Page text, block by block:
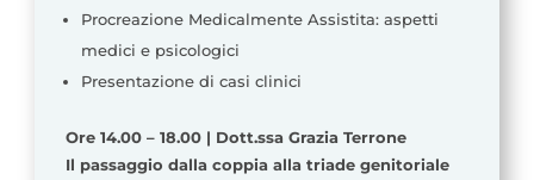
Procreazione Medicalmente Assistita: aspetti
medici e psicologici
Presentazione di casi clinici
Ore 14.00 – 18.00 | Dott.ssa Grazia Terrone
Il passaggio dalla coppia alla triade genitoriale